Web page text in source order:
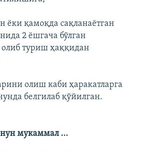
ёки қамоқда сақланаётган
2 ёшгача бўлган
туриш ҳаққидан
олиш каби ҳаракатларга
белгилаб қўйилган.
мукаммал ...